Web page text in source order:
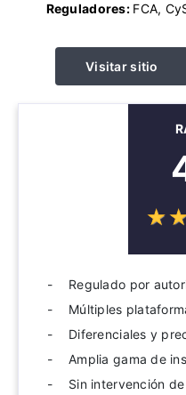
Reguladores: FCA,
Visitar sitio
☆
★
Regulado por
Múltiples
Diferenciales y
Amplia gama de
Sin intervención